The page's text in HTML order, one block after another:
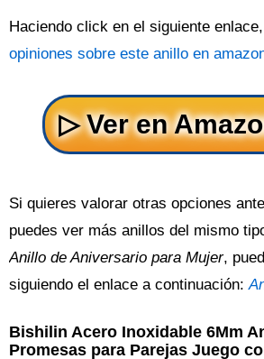
Haciendo click en el siguiente
opiniones sobre este anillo en
Si quieres valorar otras opciones
puedes ver más anillos del mismo
Anillo de Aniversario para Mujer,
siguiendo el enlace a continuación:
Bishilin Acero Inoxidable 6Mm
Promesas para Parejas Juego